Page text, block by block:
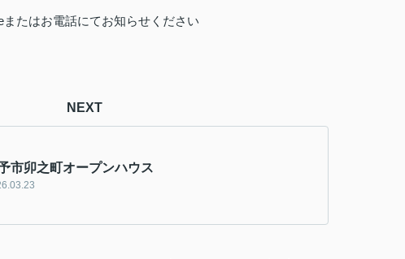
またはお電話にてお知らせください
NEXT
市卯之町オープンハウス